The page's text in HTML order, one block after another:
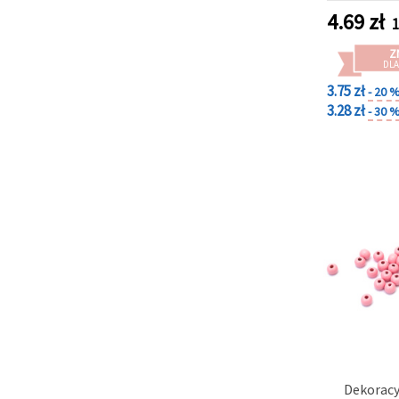
4.69zł
3.75 zł- 20
3.28 zł- 30